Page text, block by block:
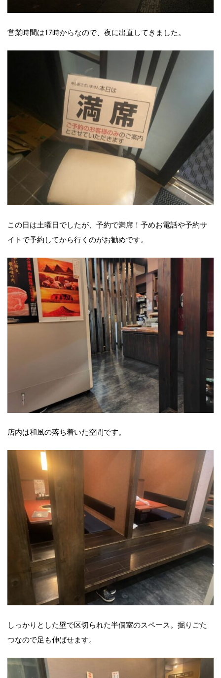
営業時間は17時からなので、夜に出直してきました。
この日は土曜日でしたが、予約で満席！予めお電話や予約サ
イトで予約してから行くのがお勧めです。
店内は和風の落ち着いた空間です。
しっかりとした壁で区切られた半個室のスペース。掘りごた
つなので足も伸ばせます。